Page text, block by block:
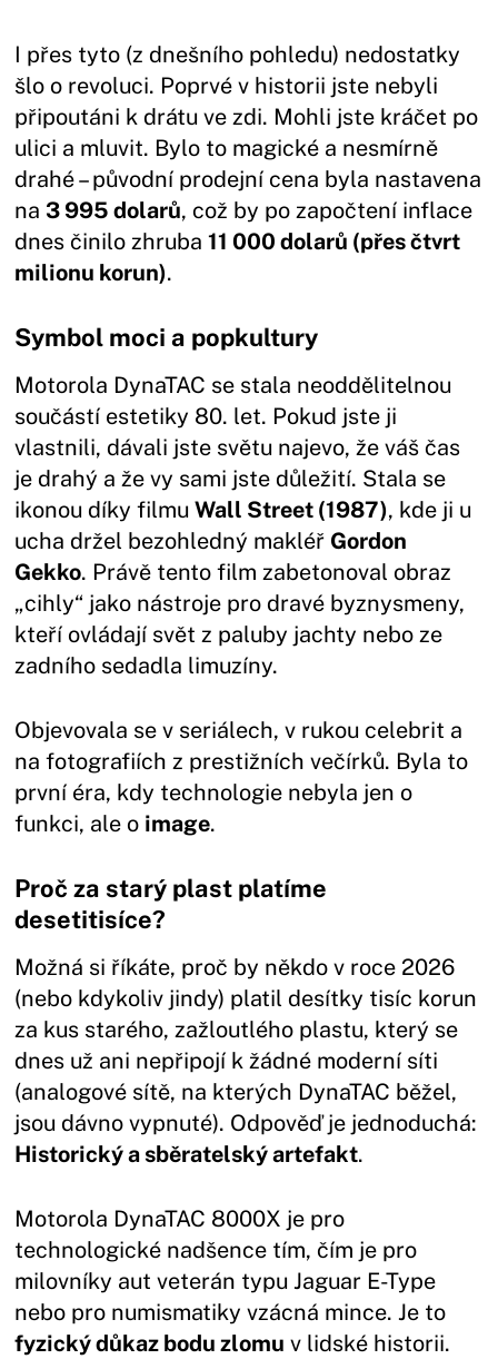
I přes tyto (z dnešního pohledu) nedostatky
šlo o revoluci. Poprvé v historii jste nebyli
připoutáni k drátu ve zdi. Mohli jste kráčet po
ulici a mluvit. Bylo to magické a nesmírně
drahé – původní prodejní cena byla nastavena
na 3 995 dolarů, což by po započtení inflace
dnes činilo zhruba11 000 dolarů (přes čtvrt
milionu korun).
Symbol moci a popkultury
Motorola DynaTAC se stala neoddělitelnou
součástí estetiky 80. let. Pokud jste ji
vlastnili, dávali jste světu najevo, že váš čas
je drahý a že vy sami jste důležití. Stala se
ikonou díky filmuWall Street (1987), kde ji u
ucha držel bezohledný makléř Gordon
Gekko. Právě tento film zabetonoval obraz
„cihly“ jako nástroje pro dravé byznysmeny,
kteří ovládají svět z paluby jachty nebo ze
zadního sedadla limuzíny.
Objevovala se v seriálech, v rukou celebrit a
na fotografiích z prestižních večírků. Byla to
první éra, kdy technologie nebyla jen o
funkci, ale o image.
Proč za starý plast platíme
desetitisíce?
Možná si říkáte, proč by někdo v roce 2026
(nebo kdykoliv jindy) platil desítky tisíc korun
za kus starého, zažloutlého plastu, který se
dnes už ani nepřipojí k žádné moderní síti
(analogové sítě, na kterých DynaTAC běžel,
jsou dávno vypnuté). Odpověď je jednoduchá:
Historický a sběratelský artefakt.
Motorola DynaTAC 8000X je pro
technologické nadšence tím, čím je pro
milovníky aut veterán typu Jaguar E-Type
nebo pro numismatiky vzácná mince. Je to
fyzický důkaz bodu zlomu v lidské historii.